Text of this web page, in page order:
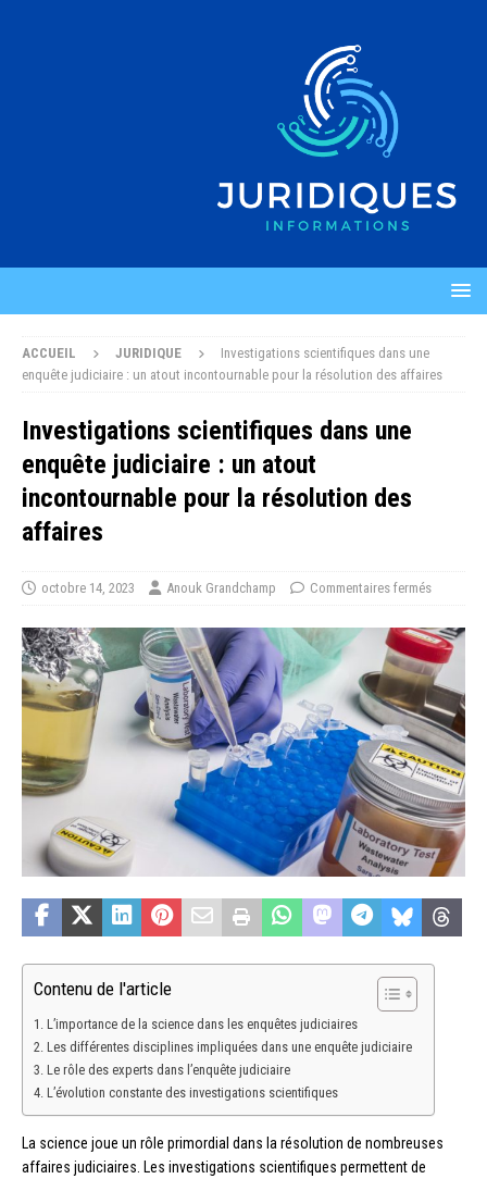
ACCUEIL JURIDIQUE
Investigations scientifiques dans une
enquête judiciaire : un atout incontournable pour la résolution des affaires
Investigations scientifiques dans une
enquête judiciaire : un atout
incontournable pour la résolution des
affaires
octobre 14, 2023 Anouk Grandchamp Commentaires fermés
Contenu de l'article
L’importance de la science dans les enquêtes judiciaires
Les différentes disciplines impliquées dans une enquête judiciaire
Le rôle des experts dans l’enquête judiciaire
L’évolution constante des investigations scientifiques
La science joue un rôle primordial dans la résolution de nombreuses
affaires judiciaires. Les investigations scientifiques permettent de